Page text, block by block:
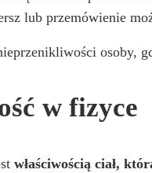
lub przemówienie
osoby,
w fizyce
właściwością ciał,